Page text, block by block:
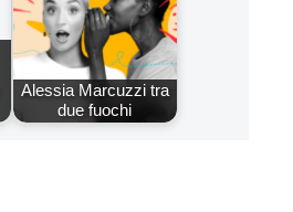
Alessia Marcuzzi tra
due fuochi